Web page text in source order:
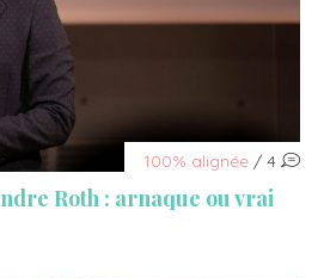
100% alignée / 4
Roth : arnaque ou vrai